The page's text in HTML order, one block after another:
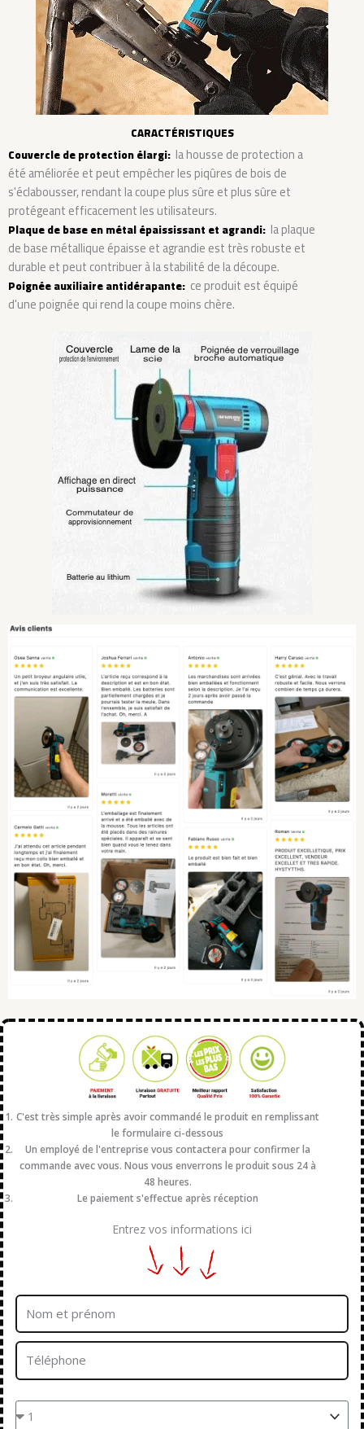
CARACTÉRISTIQUES
Couvercle de protection élargi: la housse de protection a
été améliorée et peut empêcher les piqûres de bois de
s'éclabousser, rendant la coupe plus sûre et plus sûre et
protégeant efficacement les utilisateurs.
Plaque de base en métal épaississant et agrandi: la plaque
de base métallique épaisse et agrandie est très robuste et
durable et peut contribuer à la stabilité de la découpe.
Poignée auxiliaire antidérapante: ce produit est équipé
d'une poignée qui rend la coupe moins chère.
C'est très simple après avoir commandé le produit en remplissant
le formulaire ci-dessous
Un employé de l'entreprise vous contactera pour confirmer la
commande avec vous. Nous vous enverrons le produit sous 24 à
48 heures.
Le paiement s'effectue après réception
Entrez vos informations ici
Nom
prénom
Téléphone
Quantités